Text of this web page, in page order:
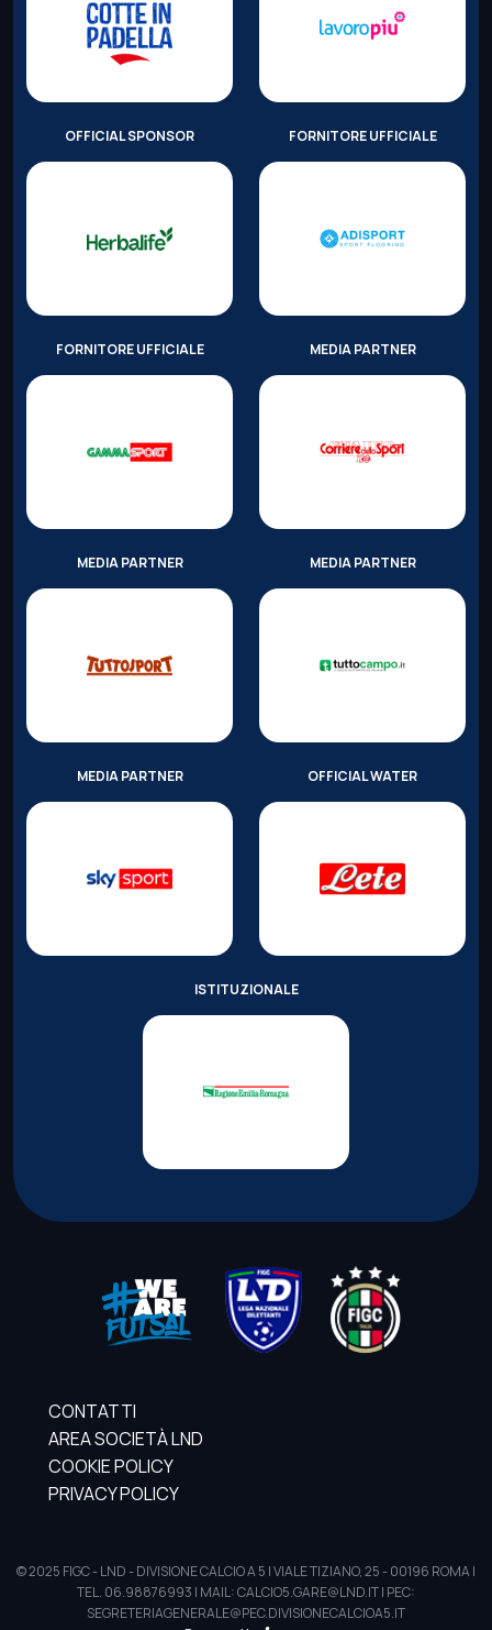
OFFICIAL SPONSOR FORNITORE UFFICIALE
FORNITORE UFFICIALE MEDIA PARTNER
MEDIA PARTNER MEDIA PARTNER
MEDIA PARTNER OFFICIAL WATER
ISTITUZIONALE
CONTATTI
AREA SOCIETÀ LND
COOKIE POLICY
PRIVACY POLICY
© 2025 FIGC - LND - DIVISIONE CALCIO A 5 | VIALE TIZIANO, 25 - 00196 ROMA |
TEL. 06.98876993 | MAIL: CALCIO5.GARE@LND.IT | PEC:
SEGRETERIAGENERALE@PEC.DIVISIONECALCIOA5.IT